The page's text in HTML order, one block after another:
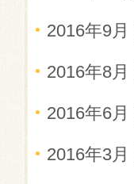
2016年9月
2016年8月
2016年6月
2016年3月